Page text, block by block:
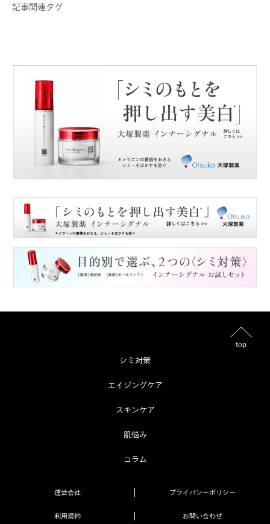
記事関連タグ
top
シミ対策
エイジングケア
スキンケア
肌悩み
コラム
運営会社 プライバシーポリシー
利用規約 お問い合わせ